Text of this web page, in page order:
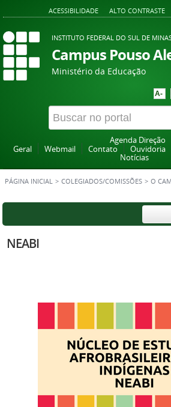
ACESSIBILIDADE ALTO CONTRASTE
INSTITUTO FEDERAL DO SUL DE
Campus Pouso
Ministério da Educação
A-
Agenda Direção
Geral
Webmail Contato Ouvidoria
Notícias
PÁGINA INICIAL > COLEGIADOS/COMISSÕES > O
NEABI